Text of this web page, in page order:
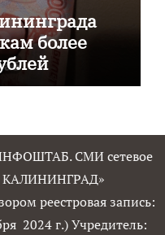
более
СМИ сетевое
реестровая запись:
2024 г.) Учредитель: